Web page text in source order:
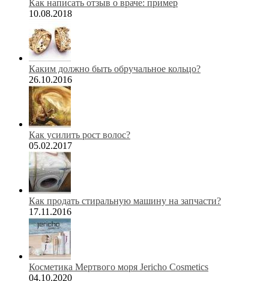
Как написать отзыв о враче: пример
10.08.2018
Каким должно быть обручальное кольцо?
26.10.2016
Как усилить рост волос?
05.02.2017
Как продать стиральную машину на запчасти?
17.11.2016
Косметика Мертвого моря Jericho Cosmetics
04.10.2020